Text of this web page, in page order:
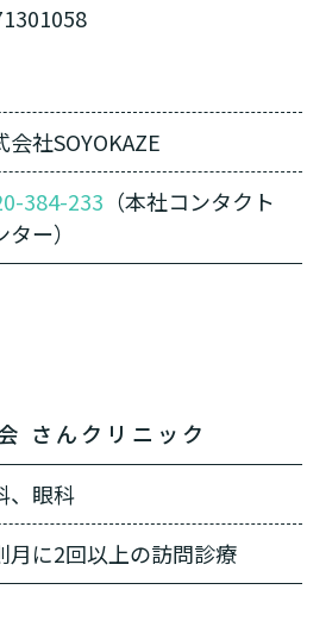
会社SOYOKAZE
384-233 （本社コンタクト
ー）
さんクリニック
、眼科
月に2回以上の訪問診療